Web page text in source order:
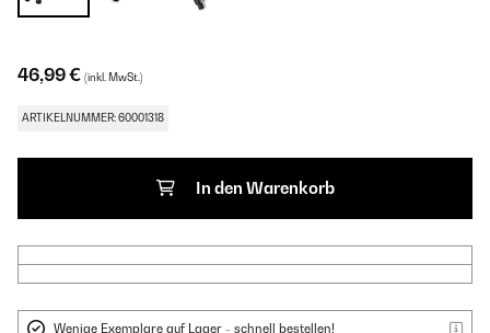
46,99 € (inkl. MwSt.)
ARTIKELNUMMER: 60001318
In den Warenkorb
Wenige Exemplare auf Lager - schnell bestellen!